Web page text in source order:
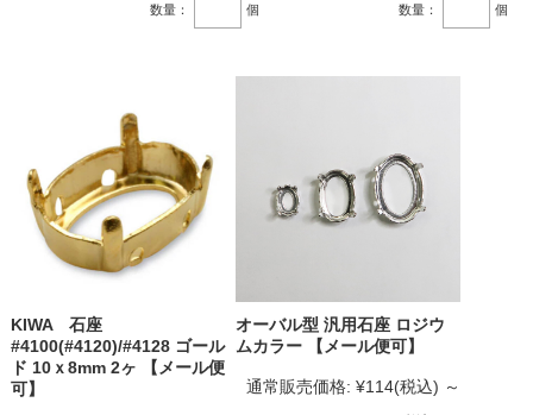
数量： 個 数量： 個
KIWA 石座
#4100(#4120)/#4128 ゴール
ド 10ｘ8mm 2ヶ 【メール便
可】
オーバル型 汎用石座 ロジウ
ムカラー 【メール便可】
通常販売価格: ¥114(税込) ～